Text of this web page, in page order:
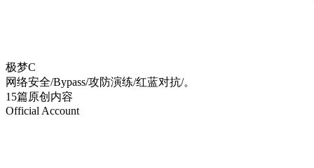
极梦C
网络安全/Bypass/攻防演练/红蓝对抗/。
15篇原创内容
Official Account